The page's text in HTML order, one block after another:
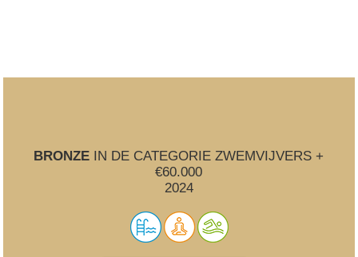
BRONZE IN DE CATEGORIE ZWEMVIJVERS +
€60.000
2024